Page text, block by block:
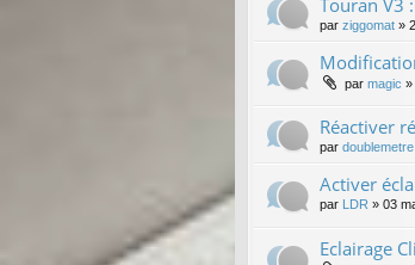
par ziggomat »
par magic »
Réactiver
par doublemetre
Activer
par LDR » 03
Eclairage